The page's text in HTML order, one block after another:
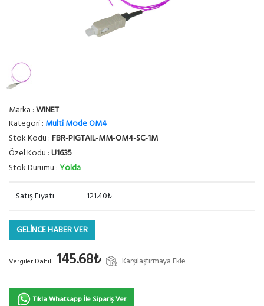
Marka :WINET
Kategori : Multi Mode OM4
Stok Kodu :FBR-PIGTAIL-MM-OM4-SC-1M
Özel Kodu :U1635
Stok Durumu :Yolda
Satış Fiyatı 121.40₺
GELİNCE HABER VER
Vergiler Dahil : 145.68₺ Karşılaştırmaya Ekle
Tıkla Whatsapp İle Sipariş Ver